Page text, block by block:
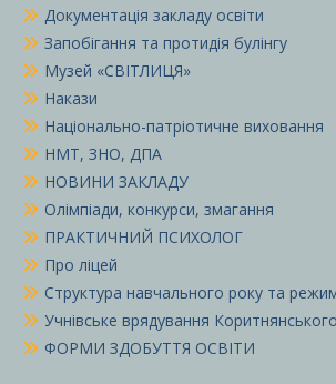
Документація закладу освіти
Запобігання та протидія булінгу
Музей «СВІТЛИЦЯ»
Накази
Національно-патріотичне виховання
НМТ, ЗНО, ДПА
НОВИНИ ЗАКЛАДУ
Олімпіади, конкурси, змагання
ПРАКТИЧНИЙ ПСИХОЛОГ
Про ліцей
Структура навчального року та
Учнівське врядування
ФОРМИ ЗДОБУТТЯ ОСВІТИ